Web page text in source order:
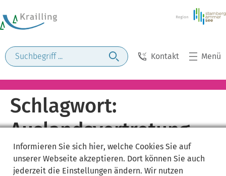
Kontakt Menü
Schlagwort:
Auslandsvertretung
Informieren Sie sich hier, welche Cookies Sie auf
unserer Webseite akzeptieren. Dort können Sie auch
jederzeit die Einstellungen ändern. Wir nutzen